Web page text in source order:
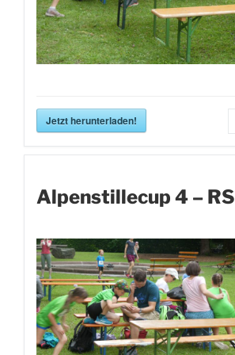
Jetzt herunterladen!
Alpenstillecup 4 – RS